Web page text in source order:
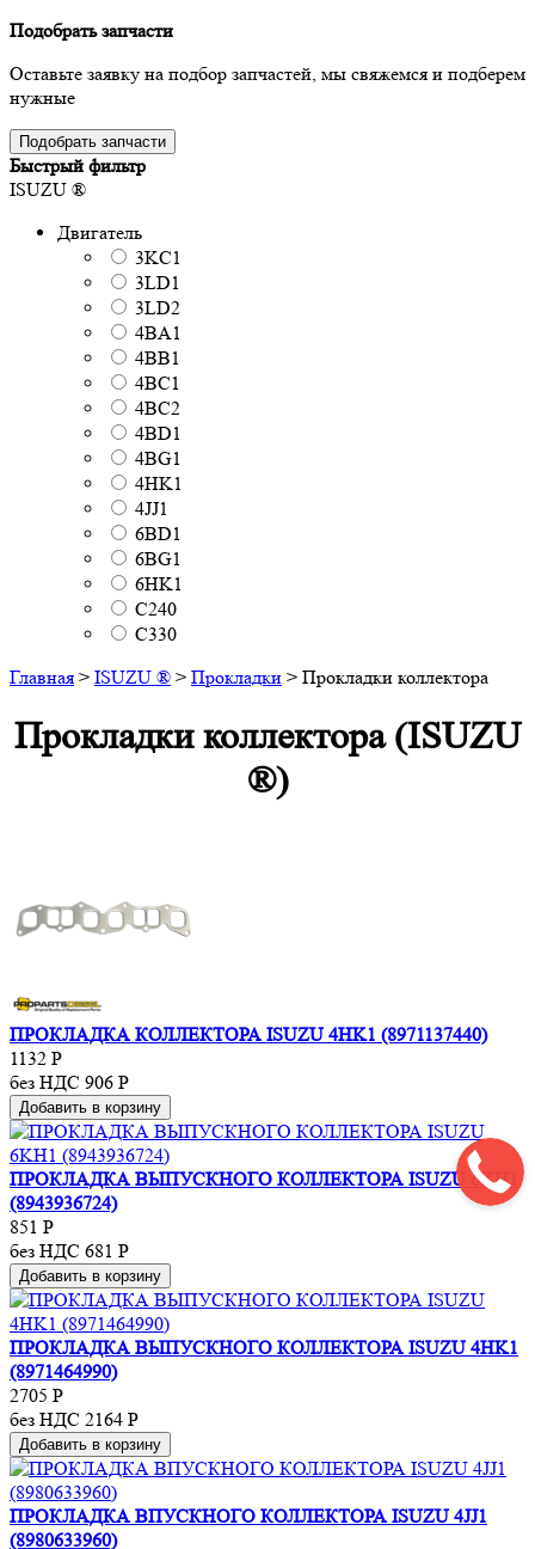
Подобрать запчасти
Оставьте заявку на подбор запчастей, мы свяжемся и подберем
нужные
Подобрать запчасти
Быстрый фильтр
ISUZU ®
Двигатель
3KC1
3LD1
3LD2
4BA1
4BB1
4BC1
4BC2
4BD1
4BG1
4HK1
4JJ1
6BD1
6BG1
6HK1
C240
C330
Главная > ISUZU ® > Прокладки > Прокладки коллектора
Прокладки коллектора (ISUZU
®)
ПРОКЛАДКА КОЛЛЕКТОРА ISUZU 4HK1 (8971137440)
1132 Р
без НДС 906 Р
Добавить в корзину
ПРОКЛАДКА ВЫПУСКНОГО КОЛЛЕКТОРА ISUZU 6KH1
(8943936724)
851 Р
без НДС 681 Р
Добавить в корзину
ПРОКЛАДКА ВЫПУСКНОГО КОЛЛЕКТОРА ISUZU 4HK1
(8971464990)
2705 Р
без НДС 2164 Р
Добавить в корзину
ПРОКЛАДКА ВПУСКНОГО КОЛЛЕКТОРА ISUZU 4JJ1
(8980633960)